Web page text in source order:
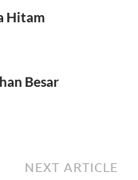
Hitam
Besar
NEXT ARTICLE